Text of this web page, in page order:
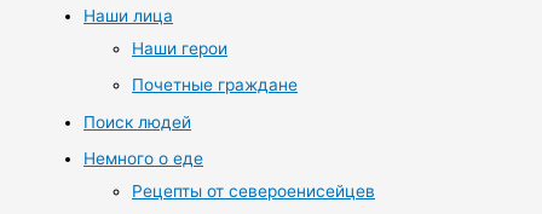
Наши лица
Наши герои
Почетные граждане
Поиск людей
Немного о еде
Рецепты от североенисейцев